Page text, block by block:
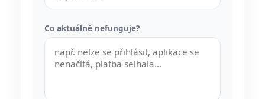
Co aktuálně nefunguje?